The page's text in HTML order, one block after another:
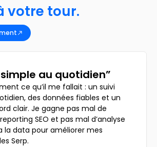
votre tour.
simple au quotidien”​
ce qu’il me fallait : un suivi
des données fiables et un
clair. Je gagne pas mal de
SEO et pas mal d’analyse
la data pour améliorer mes
Serp.